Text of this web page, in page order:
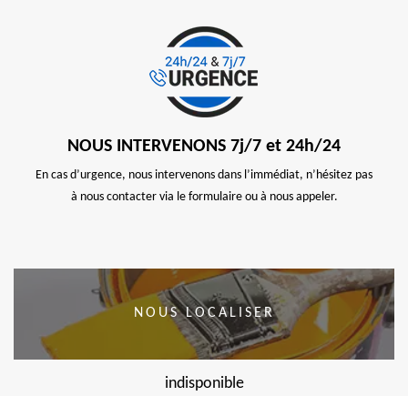
NOUS INTERVENONS 7j/7 et 24h/24
En cas d’urgence, nous intervenons dans l’immédiat, n’hésitez pas
à nous contacter via le formulaire ou à nous appeler.
NOUS LOCALISER
indisponible